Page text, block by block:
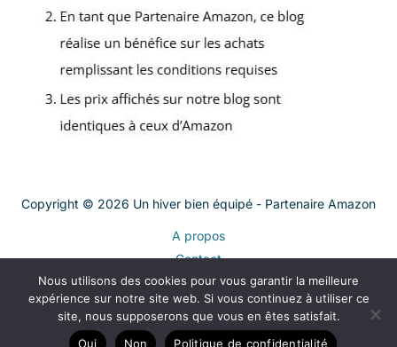
Copyright © 2026 Un hiver bien équipé - Partenaire Amazon
A propos
Contact
Plan du site
Mentions légales
Politique de confidentialité
Nous utilisons des cookies pour vous garantir la meilleure
expérience sur notre site web. Si vous continuez à utiliser ce
site, nous supposerons que vous en êtes satisfait.
Oui
Non Politique de confidentialité